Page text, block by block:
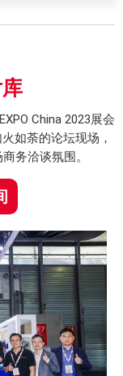
China 2023展会
如荼的论坛现场，
务洽谈氛围。